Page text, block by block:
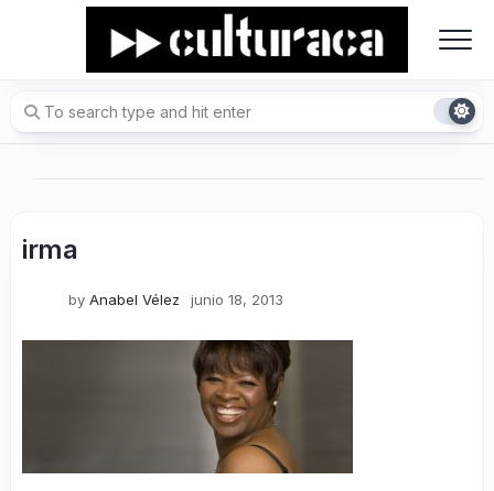
irma
by Anabel Vélez junio 18, 2013